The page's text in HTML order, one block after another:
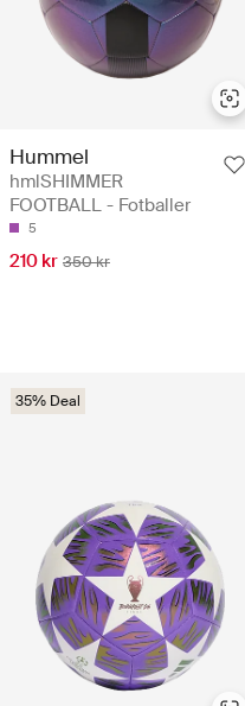
Hummel
hmlSHIMMER
FOOTBALL - Fotballer
5
210 kr 350 kr
35% Deal